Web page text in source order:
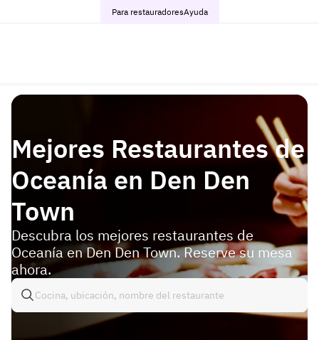
Para restauradoresAyuda
Mejores Restaurantes de
Oceanía en Den Den
Town
Descubra los mejores restaurantes de
Oceanía en Den Den Town. Reserve su mesa
ahora.